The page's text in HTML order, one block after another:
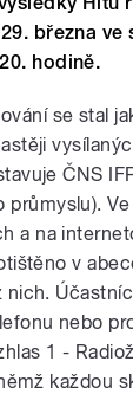
března ve
hodině.
se stal
ČNS
průmyslu).
a na
v
nebo
1 -
každou